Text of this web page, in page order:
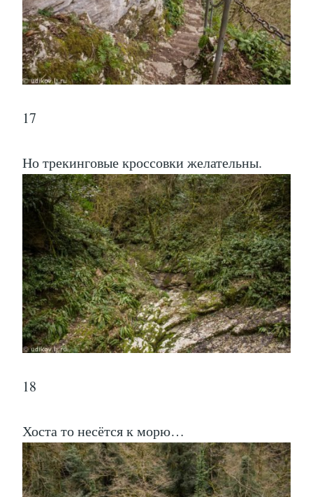
17
Но трекинговые кроссовки желательны.
18
Хоста то несётся к морю…